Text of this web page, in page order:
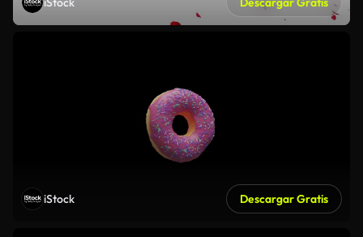
iStock Descargar Gratis